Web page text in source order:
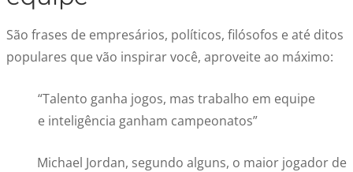
São frases de empresários, políticos, filósofos e até ditos
populares que vão inspirar você, aproveite ao máximo:
“Talento ganha jogos, mas trabalho em equipe
e inteligência ganham campeonatos”
Michael Jordan, segundo alguns, o maior jogador de